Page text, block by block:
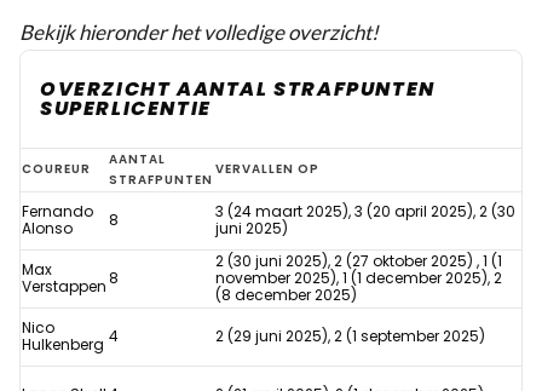
Bekijk hieronder het volledige overzicht!
OVERZICHT AANTAL STRAFPUNTEN
SUPERLICENTIE
Gewaarschuwde
Verstappen
telt
voor
twee
op
onwenselijk
COUREUR
AANTAL
STRAFPUNTEN
VERVALLEN OP
Fernando
Alonso
8
3 (24 maart 2025), 3 (20 april 2025), 2 (30
juni 2025)
Max
Verstappen8
2 (30 juni 2025), 2 (27 oktober 2025) , 1 (1
november 2025), 1 (1 december 2025), 2
(8 december 2025)
Nico
Hulkenberg 4 2 (29 juni 2025), 2 (1 september 2025)